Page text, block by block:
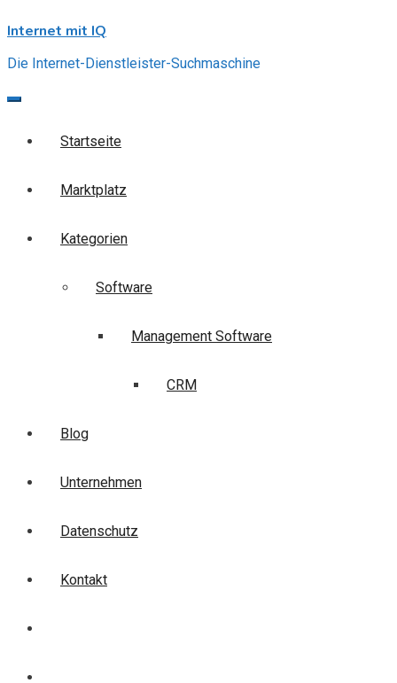
to
Internet mit IQ
Die Internet-Dienstleister-Suchmaschine
Startseite
Marktplatz
Kategorien
Software
Management Software
CRM
Blog
Unternehmen
Datenschutz
Kontakt